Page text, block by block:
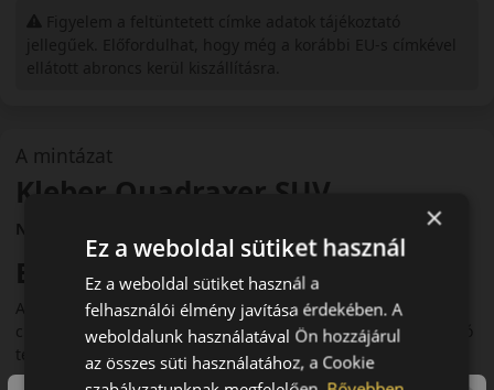
A mintázat
Kleber Quadraxer SUV
Négyévszakos SUV gumi
Bevezető – SUV-okhoz tervezve
A Kleber Quadraxer SUV kifejezetten városi terepjárókhoz és
crossoverekhez fejlesztett négyévszakos abroncs. Megbízható
teljesítményt nyújt minden időjárási körülmény között.
×
Ez a weboldal sütiket használ
Ez a weboldal sütiket használ a
felhasználói élmény javítása érdekében. A
weboldalunk használatával Ön hozzájárul
az összes süti használatához, a Cookie